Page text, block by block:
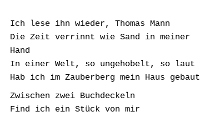
Ich lese ihn wieder, Thomas Mann
Die Zeit verrinnt wie Sand in meiner
Hand
In einer Welt, so ungehobelt, so laut
Hab ich im Zauberberg mein Haus gebaut
Zwischen zwei Buchdeckeln
Find ich ein Stück von mir